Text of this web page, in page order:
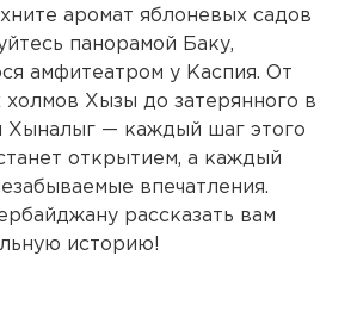
аромат яблоневых садов
панорамой Баку,
амфитеатром у Каспия. От
холмов Хызы до затерянного в
Хыналыг — каждый шаг этого
открытием, а каждый
впечатления.
рассказать вам
историю!